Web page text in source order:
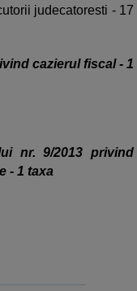
judecatoresti - 17
cazierul fiscal - 1
nr. 9/2013 privind
- 1 taxa